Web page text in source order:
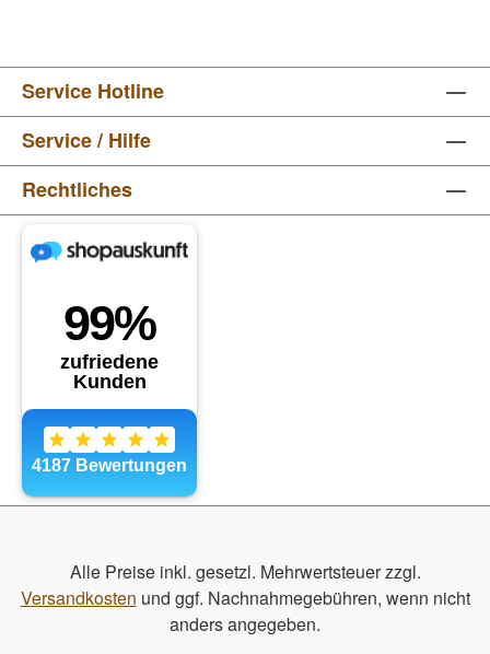
Service Hotline
Service / Hilfe
Rechtliches
Alle Preise inkl. gesetzl. Mehrwertsteuer zzgl.
Versandkosten und ggf. Nachnahmegebühren, wenn nicht
anders angegeben.